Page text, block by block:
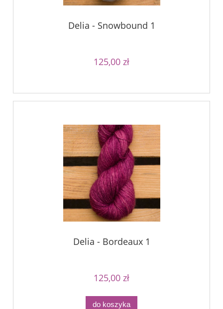
Delia - Snowbound 1
125,00 zł
Delia - Bordeaux 1
125,00 zł
do koszyka